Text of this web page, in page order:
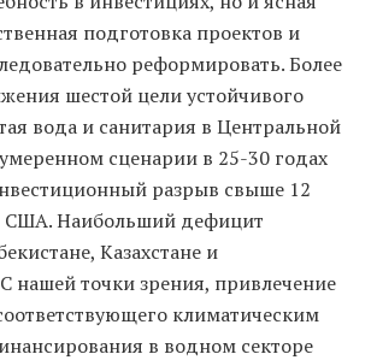
подготовка проектов и
реформировать. Более
шестой цели устойчивого
вода и санитария в Центральной
сценарии в 25-30 годах
разрыв свыше 12
США. Наибольший дефицит
Казахстане и
нашей точки зрения, привлечение
климатическим
в водном секторе